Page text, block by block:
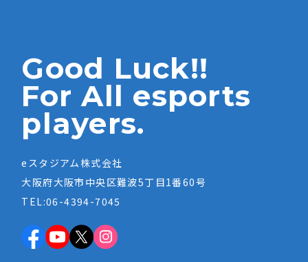
Good Luck!!
For All esports
players.
eスタジアム株式会社
大阪府大阪市中央区難波5丁目1番60号
TEL:06-4394-7045